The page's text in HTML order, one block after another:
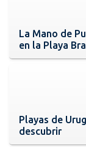
La Mano de
en la Playa
Playas de
descubrir